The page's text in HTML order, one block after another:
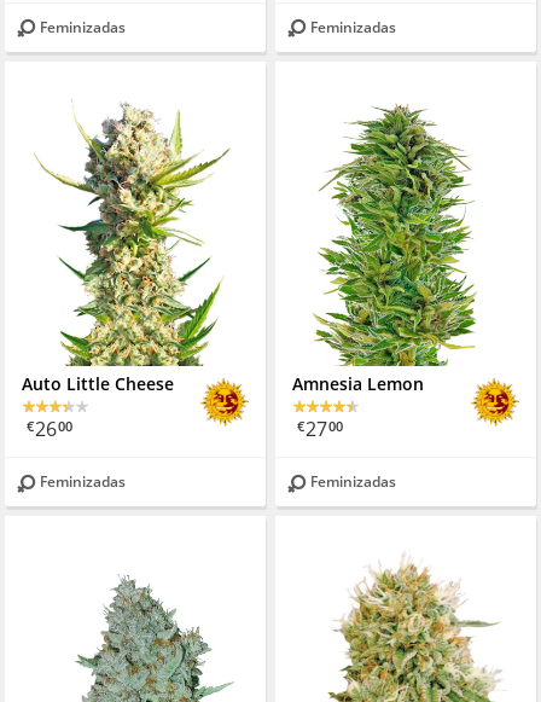
Feminizadas Feminizadas
Auto Little Cheese
€2600
Feminizadas
Amnesia Lemon
€2700
Feminizadas